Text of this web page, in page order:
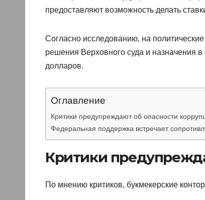
предоставляют возможность делать
Согласно исследованию, на
решения Верховного суда и назначения
долларов.
Оглавление
Критики предупреждают об опасности
Федеральная поддержка встречает
Критики
По мнению критиков, букмекерские